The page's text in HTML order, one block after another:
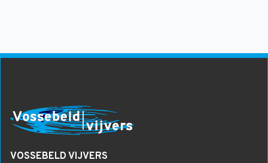
VOSSEBELD VIJVERS